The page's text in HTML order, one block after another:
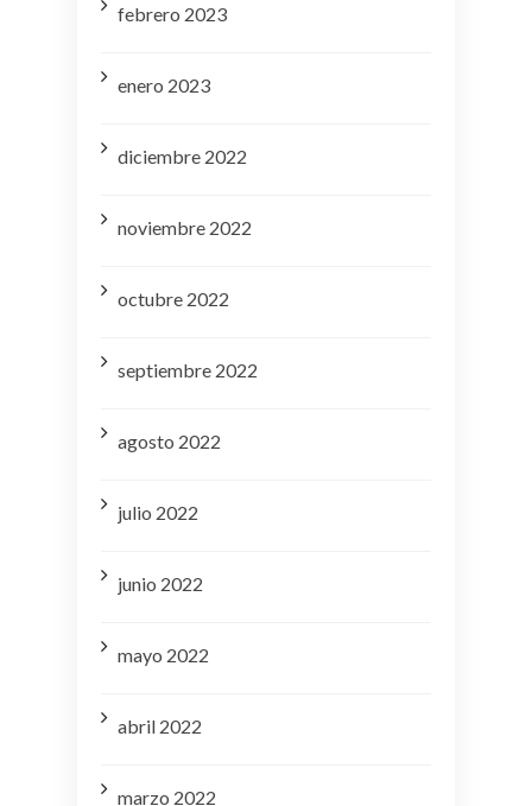
febrero 2023
enero 2023
diciembre 2022
noviembre 2022
octubre 2022
septiembre 2022
agosto 2022
julio 2022
junio 2022
mayo 2022
abril 2022
marzo 2022